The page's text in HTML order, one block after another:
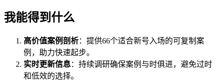
我能得到什么
高价值案例剖析：提供66个适合新号入场的可复制案
例，助力快速起步。
实时更新信息：持续调研确保案例与时俱进，避免过时
和低效的选择。